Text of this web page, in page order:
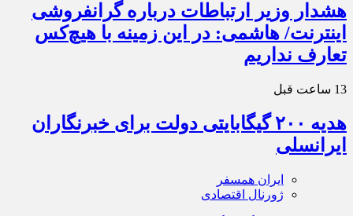
هشدار وزیر ارتباطات درباره گرانفروشی
اینترنت/ هاشمی: در این زمینه با هیچ‌کس
تعارف نداریم
13 ساعت قبل
هدیه ۲۰۰ گیگابایتی دولت برای خبرنگاران
ایرانسلی
ایران همسفر
ژورنال اقتصادی